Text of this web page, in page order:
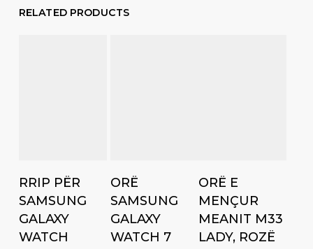
RELATED PRODUCTS
Add to cart
RRIP PËR
SAMSUNG
GALAXY
WATCH
Add to cart
ORË
SAMSUNG
GALAXY
WATCH 7
Add to cart
ORË E
MENÇUR
MEANIT M33
LADY, ROZË